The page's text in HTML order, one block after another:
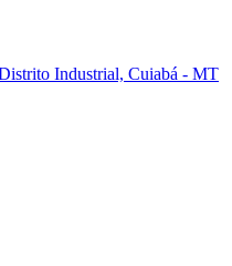
Industrial, Cuiabá - MT